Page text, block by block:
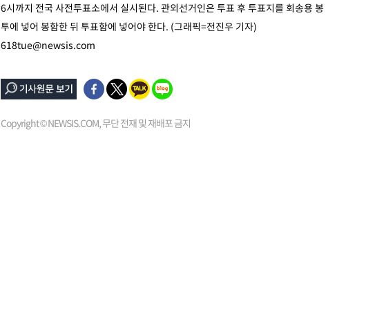
6시까지 전국 사전투표소에서 실시된다. 관외선거인은 투표 후 투표지를 회송용 봉
투에 넣어 봉함한 뒤 투표함에 넣어야 한다. (그래픽=전진우 기자)
618tue@newsis.com
Copyright © NEWSIS.COM, 무단 전재 및 재배포 금지